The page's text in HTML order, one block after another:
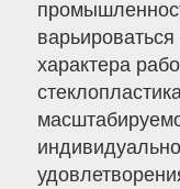
характера